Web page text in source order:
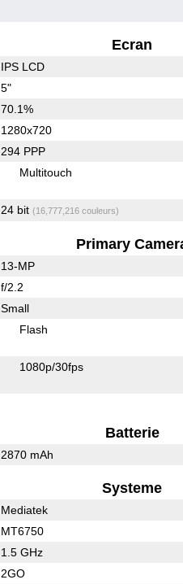
Ecran
IPS LCD
5"
70.1%
1280x720
294 PPP
Multitouch
24 bit (16,777,216 couleurs)
Primary
13-MP
f/2.2
Small
Flash
1080p/30fps
Batterie
2870 mAh
Systeme
Mediatek
MT6750
1.5 GHz
2GO